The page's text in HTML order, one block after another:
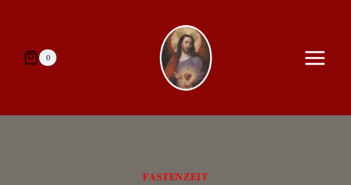
springen0
FASTENZEIT